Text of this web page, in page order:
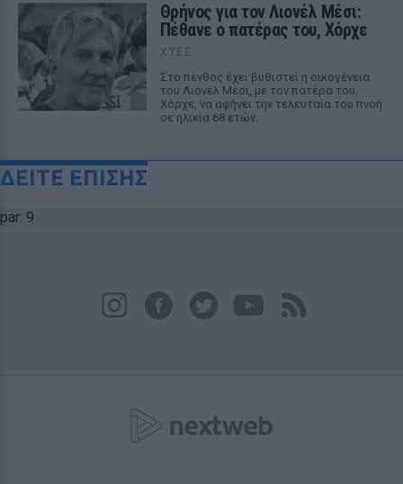
Θρήνος για τον Λιονέλ Μέσι:
Πέθανε ο πατέρας του, Χόρχε
ΧΤΕΣ
Στο πένθος έχει βυθιστεί η οικογένεια
του Λιονέλ Μέσι, με τον πατέρα του,
Χόρχε, να αφήνει την τελευταία του πνοή
σε ηλικία 68 ετών.
ΔΕΙΤΕ ΕΠΙΣΗΣ
par: 9